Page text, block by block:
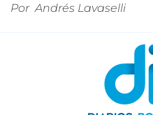
Por Andrés Lavaselli